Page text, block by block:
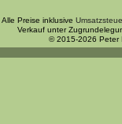
Alle Preise inklusive
Verkauf unter
© 2015-2026 Peter